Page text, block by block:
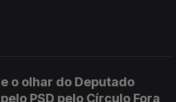
o olhar do Deputado
PSD pelo Círculo Fora